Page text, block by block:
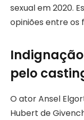
sexual em 2020.
opiniões entre os
pelo
O ator Ansel
Hubert de